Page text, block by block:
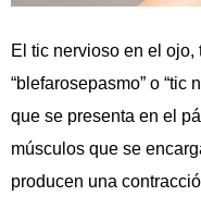
El tic nervioso en el ojo,
“blefarosepasmo” o “tic
que se presenta en el
músculos que se
producen una